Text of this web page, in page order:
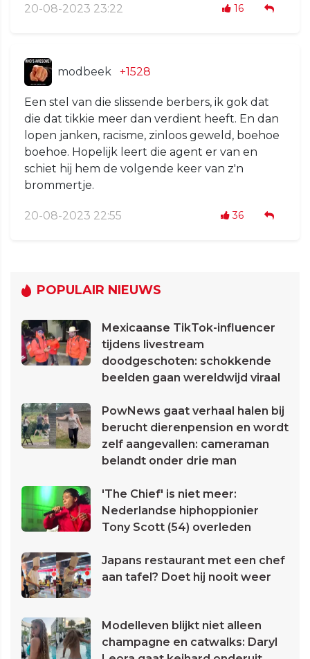
20-08-2023 23:22 16
modbeek +1528
Een stel van die slissende berbers, ik gok dat
die dat tikkie meer dan verdient heeft. En dan
lopen janken, racisme, zinloos geweld, boehoe
boehoe. Hopelijk leert die agent er van en
schiet hij hem de volgende keer van z'n
brommertje.
20-08-2023 22:55 36
POPULAIR NIEUWS
Mexicaanse TikTok-influencer
tijdens livestream
doodgeschoten: schokkende
beelden gaan wereldwijd viraal
PowNews gaat verhaal halen bij
berucht dierenpension en wordt
zelf aangevallen: cameraman
belandt onder drie man
'The Chief' is niet meer:
Nederlandse hiphoppionier
Tony Scott (54) overleden
Japans restaurant met een chef
aan tafel? Doet hij nooit weer
Modelleven blijkt niet alleen
champagne en catwalks: Daryl